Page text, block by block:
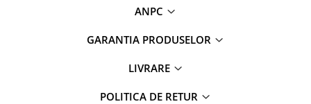
ANPC
GARANTIA PRODUSELOR
LIVRARE
POLITICA DE RETUR